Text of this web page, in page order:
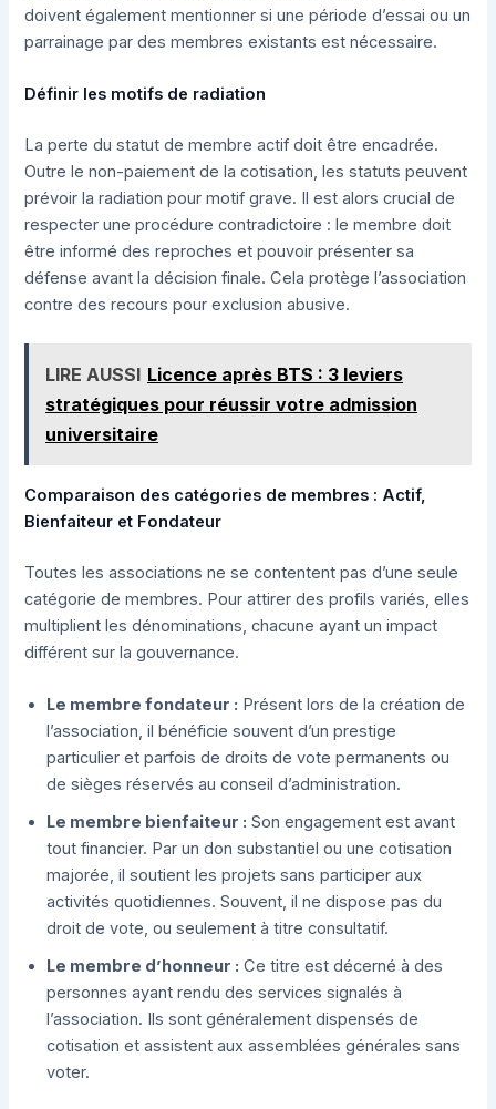
doivent également mentionner si une période d’essai ou un
parrainage par des membres existants est nécessaire.
Définir les motifs de radiation
La perte du statut de membre actif doit être encadrée.
Outre le non-paiement de la cotisation, les statuts peuvent
prévoir la radiation pour motif grave. Il est alors crucial de
respecter une procédure contradictoire : le membre doit
être informé des reproches et pouvoir présenter sa
défense avant la décision finale. Cela protège l’association
contre des recours pour exclusion abusive.
LIRE AUSSI Licence après BTS : 3 leviers
stratégiques pour réussir votre admission
universitaire
Comparaison des catégories de membres : Actif,
Bienfaiteur et Fondateur
Toutes les associations ne se contentent pas d’une seule
catégorie de membres. Pour attirer des profils variés, elles
multiplient les dénominations, chacune ayant un impact
différent sur la gouvernance.
Le membre fondateur : Présent lors de la création de
l’association, il bénéficie souvent d’un prestige
particulier et parfois de droits de vote permanents ou
de sièges réservés au conseil d’administration.
Le membre bienfaiteur : Son engagement est avant
tout financier. Par un don substantiel ou une cotisation
majorée, il soutient les projets sans participer aux
activités quotidiennes. Souvent, il ne dispose pas du
droit de vote, ou seulement à titre consultatif.
Le membre d’honneur : Ce titre est décerné à des
personnes ayant rendu des services signalés à
l’association. Ils sont généralement dispensés de
cotisation et assistent aux assemblées générales sans
voter.